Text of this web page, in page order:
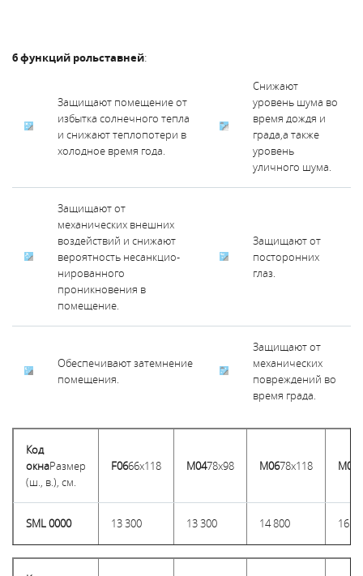
6 функций рольставней:
Защищают помещение от
избытка солнечного тепла
и снижают теплопотери в
холодное время года.
Снижают
уровень шума во
время дождя и
града,а также
уровень
уличного шума.
Защищают от
механических внешних
воздействий и снижают
вероятность несанкцио-
нированного
проникновения в
помещение.
Защищают от
посторонних
глаз.
Обеспечивают затемнение
помещения.
Защищают от
механических
повреждений во
время града.
Код
окнаРазмер
(ш., в.), см.
F0666x118 M0478x98 M0678x118 M08
SML 0000 13 300 13 300 14 800 16